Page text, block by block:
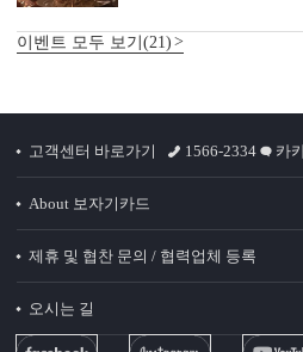
감성 더하기
카드 봉투
청첩장 리본 클로버+엽
이벤트 모두 보기(21)
고객센터 바로가기 1566-2334 카
About 보자기카드
제휴 및 협찬 문의 / 협력업체 등록
오시는 길